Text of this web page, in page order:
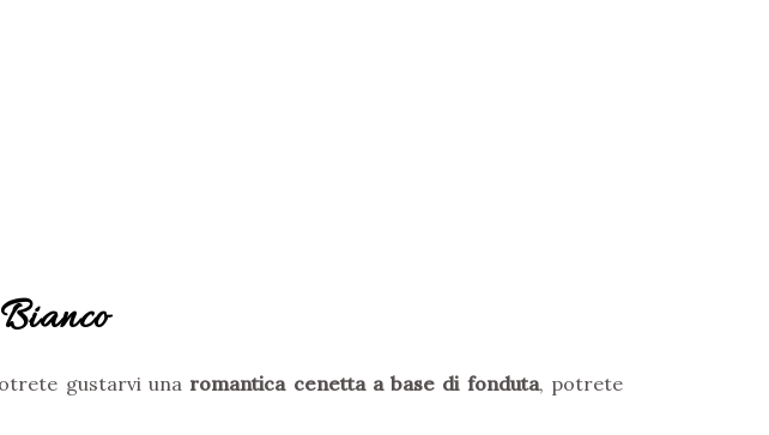
gustarvi una romantica cenetta a base di fonduta, potrete